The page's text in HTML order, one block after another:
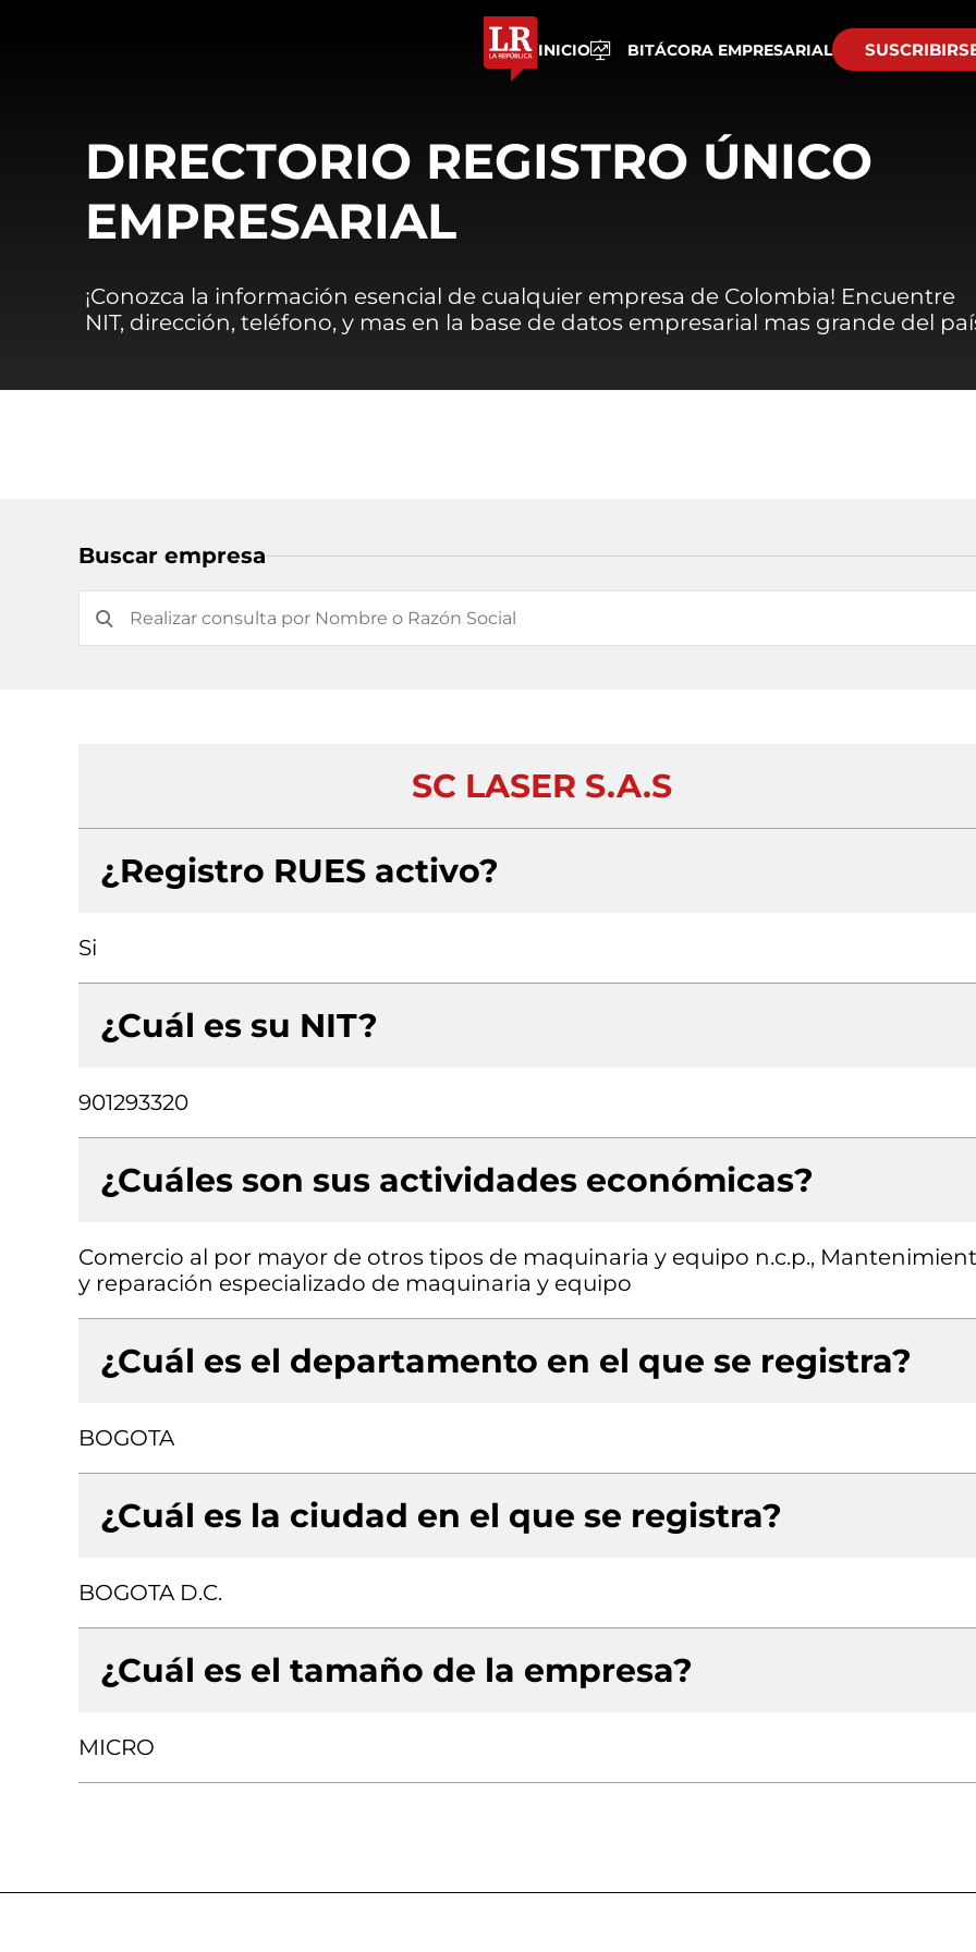
INICIO BITÁCORA EMPRESARIAL
DIRECTORIO REGISTRO ÚNICO
EMPRESARIAL
¡Conozca la información esencial de cualquier empresa de Colombia! Encuentre
NIT, dirección, teléfono, y mas en la base de datos empresarial mas grande del
Buscar empresa
SC LASER S.A.S
¿Registro RUES activo?
Si
¿Cuál es su NIT?
901293320
¿Cuáles son sus actividades económicas?
Comercio al por mayor de otros tipos de maquinaria y equipo n.c.p.,
y reparación especializado de maquinaria y equipo
¿Cuál es el departamento en el que se registra?
BOGOTA
¿Cuál es la ciudad en el que se registra?
BOGOTA D.C.
¿Cuál es el tamaño de la empresa?
MICRO